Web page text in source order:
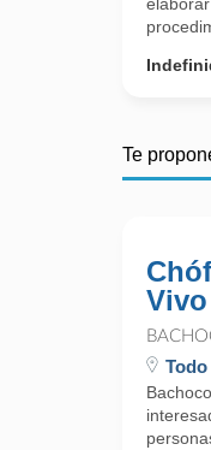
Te
Vivo